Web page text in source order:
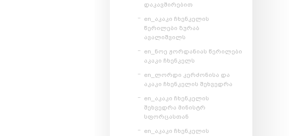
დაკავშირებით
en_აკაკი ჩხენკელის
წერილები ზურაბ
ავალიშვილს
en_ნოე ჟორდანიას წერილები
აკაკი ჩხენკელს
en_ლორდი კერძონისა და
აკაკი ჩხენკელის შეხვედრა
en_აკაკი ჩხენკელის
შეხვედრა მინისტრ
სფორცასთან
en_აკაკი ჩხენკელის